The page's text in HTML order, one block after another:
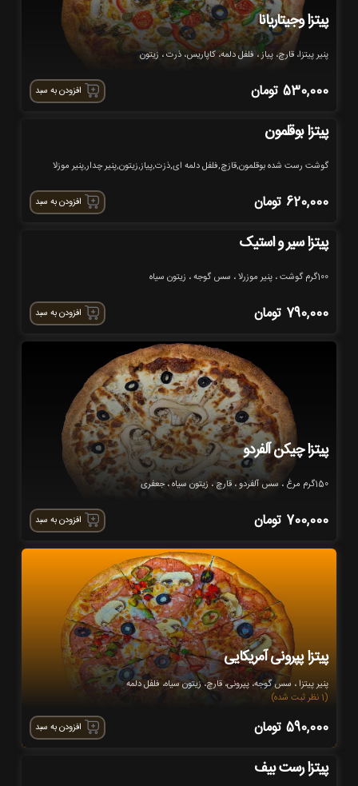
پیتزا وجیتاریانا
پنیر پیتزا، قارچ، پیاز ، فلفل دلمه، کاپاریس، ذرت ، زیتون
530,000 تومان افزودن به سبد
پیتزا بوقلمون
گوشت رست شده بوقلمون,قازچ,فلفل دلمه ای,ذزت,پیاز,زیتون,پنیر چدار,پنیر موزلا
620,000 تومان افزودن به سبد
پیتزا سیر و استیک
100گرم گوشت ، پنیر موزرلا ، سس گوجه ، زیتون سیاه
790,000 تومان افزودن به سبد
پیتزا چیکن آلفردو
150گرم مرغ ، سس آلفردو ، قارچ ، زیتون سیاه ، جعفری
700,000 تومان افزودن به سبد
پیتزا پپرونی آمریکایی
پنیر پیتزا ، سس گوجه، پپرونی، قارچ، زیتون سیاه، فلفل دلمه
(1 نظر ثبت شده)
590,000 تومان افزودن به سبد
پیتزا رست بیف